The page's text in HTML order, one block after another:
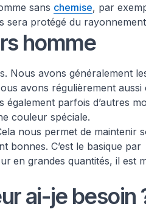
sans chemise, par
sera protégé du
homme
Nous avons généralement
avons régulièrement aussi
parfois d’autres
couleur spéciale.
nous permet de maintenir
bonnes. C’est le basique par
en grandes quantités, il est
ai-je besoin